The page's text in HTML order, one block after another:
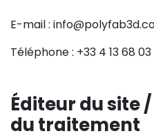
E-mail :
Téléphone : +33 4 13 68 03
Éditeur du site
du traitement